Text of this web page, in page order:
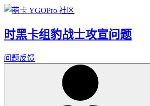
时黑卡组豹战士攻宣问题
问题反馈